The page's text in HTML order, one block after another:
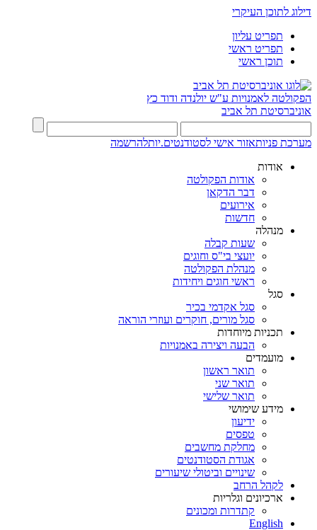
דילוג לתוכן העיקרי
תפריט עליון
תפריט ראשי
תוכן ראשי
הפקולטה לאמנויות ע"ש יולנדה ודוד כץ
אוניברסיטת תל אביב
מערכת פניותאזור אישי לסטודנטים.יותלהרשמה
אודות
אודות הפקולטה
דבר הדקאן
אירועים
חדשות
מנהלה
שעות קבלה
יועצי בי"ס וחוגים
מנהלת הפקולטה
ראשי חוגים ויחידות
סגל
סגל אקדמי בכיר
סגל מורים, חוקרים ועוזרי הוראה
תכניות מיוחדות
הבעה ויצירה באמנויות
מועמדים
תואר ראשון
תואר שני
תואר שלישי
מידע שימושי
ידיעון
טפסים
מחלקת מחשבים
אגודת הסטודנטים
שינויים וביטולי שיעורים
לקהל הרחב
ארכיונים וגלריות
קתדרות ומכונים
English